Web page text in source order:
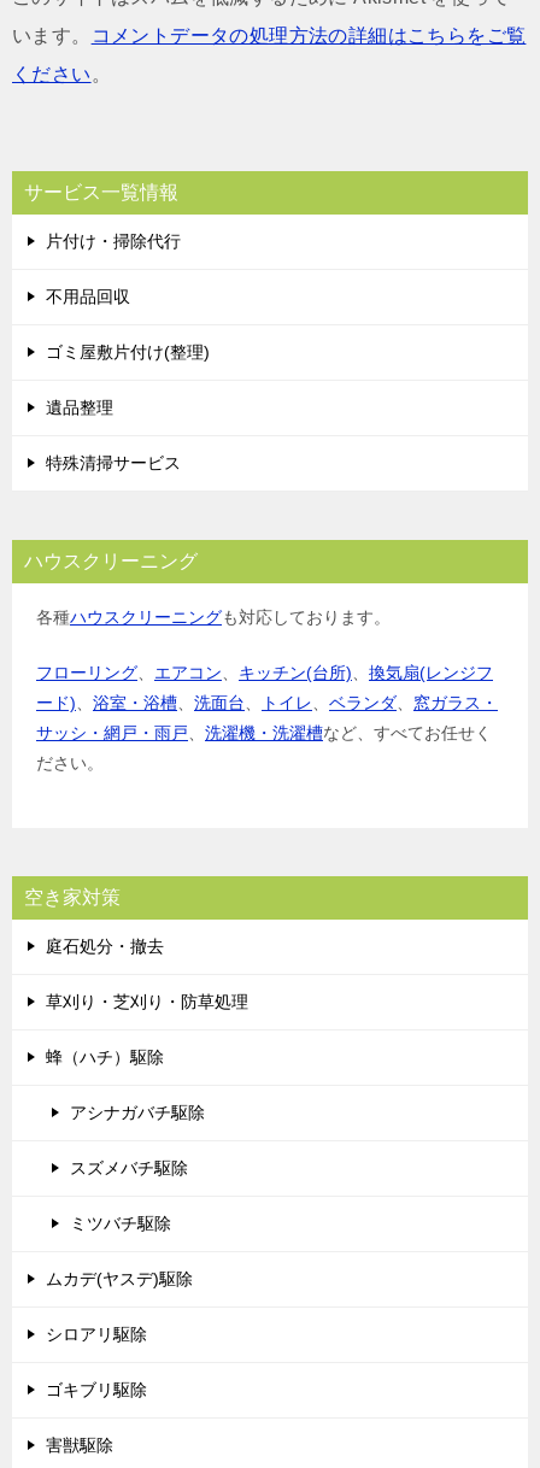
います。
コメントデータの処理方法の詳細はこちらをご覧
ください。
サービス一覧情報
片付け・掃除代行
不用品回収
ゴミ屋敷片付け(整理)
遺品整理
特殊清掃サービス
ハウスクリーニング
各種ハウスクリーニングも対応しております。
フローリング、 エアコン、 キッチン(台所)、 換気扇(レンジフ
ード)、 浴室・浴槽、 洗面台、 トイレ、 ベランダ、 窓ガラス・
サッシ・網戸・雨戸、 洗濯機・洗濯槽など、すべてお任せく
ださい。
空き家対策
庭石処分・撤去
草刈り・芝刈り・防草処理
蜂（ハチ）駆除
アシナガバチ駆除
スズメバチ駆除
ミツバチ駆除
ムカデ(ヤスデ)駆除
シロアリ駆除
ゴキブリ駆除
害獣駆除